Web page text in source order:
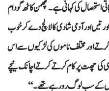
استحصال کی کہانی ہے۔ لچھمن کاٹھ گودام
اور آدمی شادی کا لالچ دے کر خوب
اور مختلف ناموں کی لڑکیوں سے اس
چھت پر کام کرتے کرتے اچانک نیچے
گاؤں کے سب لوگ رو رہے تھے۔‘‘